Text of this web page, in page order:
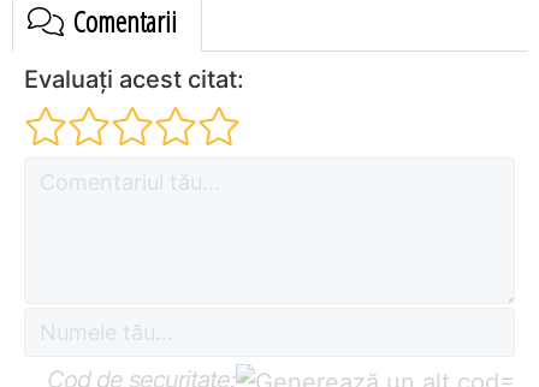
Comentarii
Evaluați acest citat:
Cod de securitate: =